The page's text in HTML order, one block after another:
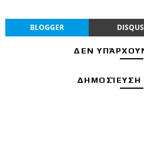
BLOGGER DISQUS
ΔΕΝ
ΔΗΜΟΣΊΕΥΣΗ